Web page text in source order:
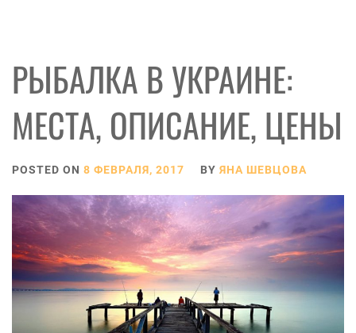
РЫБАЛКА В УКРАИНЕ:
МЕСТА, ОПИСАНИЕ, ЦЕНЫ
POSTED ON 8 ФЕВРАЛЯ, 2017 BY ЯНА ШЕВЦОВА